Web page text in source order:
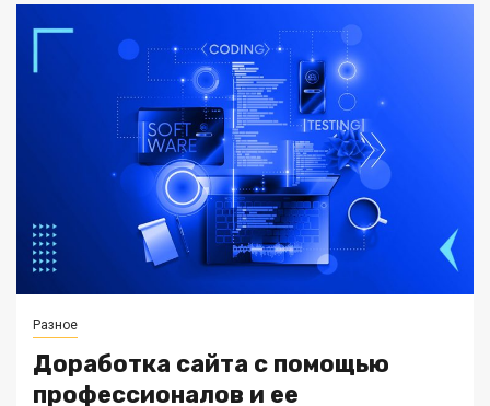
Разное
Доработка сайта с помощью
профессионалов и ее